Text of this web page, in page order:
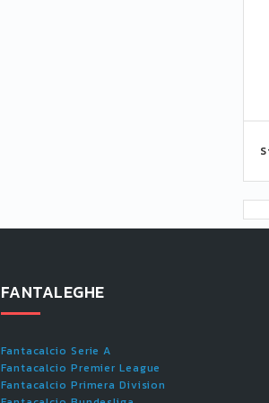
FANTALEGHE
Fantacalcio Serie A
Fantacalcio Premier League
Fantacalcio Primera Division